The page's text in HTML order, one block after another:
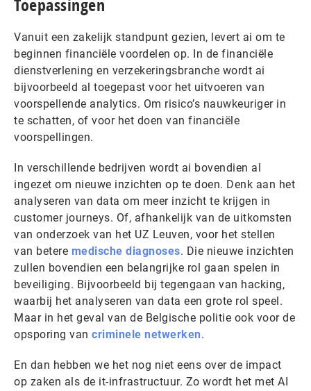
Toepassingen
Vanuit een zakelijk standpunt gezien, levert ai om te
beginnen financiële voordelen op. In de financiële
dienstverlening en verzekeringsbranche wordt ai
bijvoorbeeld al toegepast voor het uitvoeren van
voorspellende analytics. Om risico’s nauwkeuriger in
te schatten, of voor het doen van financiële
voorspellingen.
In verschillende bedrijven wordt ai bovendien al
ingezet om nieuwe inzichten op te doen. Denk aan het
analyseren van data om meer inzicht te krijgen in
customer journeys. Of, afhankelijk van de uitkomsten
van onderzoek van het UZ Leuven, voor het stellen
van betere medische diagnoses. Die nieuwe inzichten
zullen bovendien een belangrijke rol gaan spelen in
beveiliging. Bijvoorbeeld bij tegengaan van hacking,
waarbij het analyseren van data een grote rol speel.
Maar in het geval van de Belgische politie ook voor de
opsporing van criminele netwerken.
En dan hebben we het nog niet eens over de impact
op zaken als de it-infrastructuur. Zo wordt het met AI